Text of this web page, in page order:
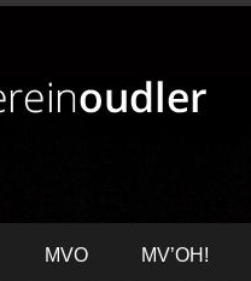
MVO MV’OH!